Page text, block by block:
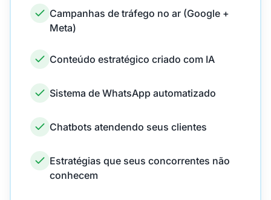
Campanhas de tráfego no ar (Google +
Meta)
Conteúdo estratégico criado com IA
Sistema de WhatsApp automatizado
Chatbots atendendo seus clientes
Estratégias que seus concorrentes não
conhecem